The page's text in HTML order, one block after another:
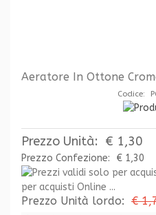
Aeratore In Ottone
Codice:
Prezzo Unità: € 1,30
Prezzo Confezione:
€ 1,30
per acquisti Online ...
Prezzo Unità lordo: €